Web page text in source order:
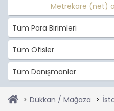
Metrekare (net)
Tüm Para Birimleri
Tüm Ofisler
Tüm Danışmanlar
Dükkan / Mağaza